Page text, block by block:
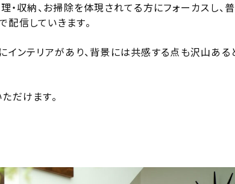
・収納、お掃除を体現されてる方にフォーカスし、
信していきます。
インテリアがあり、背景には共感する点も沢山ある
だけます。